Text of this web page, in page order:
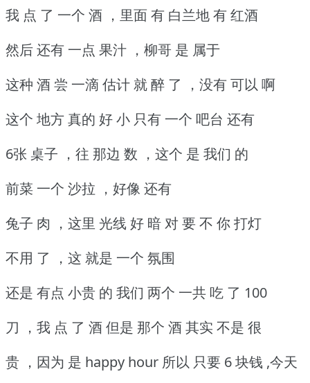
我 点 了 一个 酒 ，里面 有 白兰地 有 红酒
然后 还有 一点 果汁 ，柳哥 是 属于
这种 酒 尝 一滴 估计 就 醉 了 ，没有 可以 啊
这个 地方 真的 好 小 只有 一个 吧台 还有
6张 桌子 ，往 那边 数 ，这个 是 我们 的
前菜 一个 沙拉 ，好像 还有
兔子 肉 ，这里 光线 好 暗 对 要 不 你 打灯
不用 了 ，这 就是 一个 氛围
还是 有点 小贵 的 我们 两个 一共 吃 了 100
刀 ，我 点 了 酒 但是 那个 酒 其实 不是 很
贵 ，因为 是 happy hour 所以 只要 6 块钱 ,今天